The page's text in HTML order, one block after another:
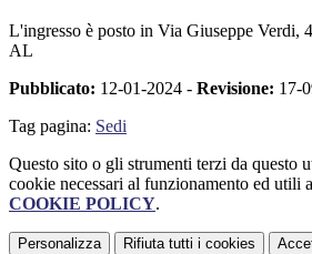
L'ingresso è posto in Via Giuseppe Verdi,
AL
Pubblicato: 12-01-2024 - Revisione: 17-
Tag pagina: Sedi
Questo sito o gli strumenti terzi da questo
cookie necessari al funzionamento ed utili
COOKIE POLICY.
Personalizza Rifiuta tutti i cookies